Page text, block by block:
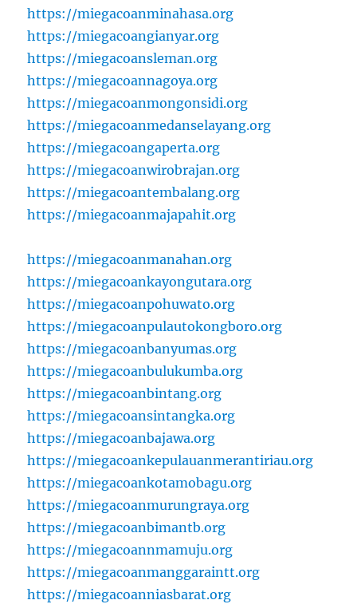
https://miegacoanminahasa.org
https://miegacoangianyar.org
https://miegacoansleman.org
https://miegacoannagoya.org
https://miegacoanmongonsidi.org
https://miegacoanmedanselayang.org
https://miegacoangaperta.org
https://miegacoanwirobrajan.org
https://miegacoantembalang.org
https://miegacoanmajapahit.org
https://miegacoanmanahan.org
https://miegacoankayongutara.org
https://miegacoanpohuwato.org
https://miegacoanpulautokongboro.org
https://miegacoanbanyumas.org
https://miegacoanbulukumba.org
https://miegacoanbintang.org
https://miegacoansintangka.org
https://miegacoanbajawa.org
https://miegacoankepulauanmerantiriau.org
https://miegacoankotamobagu.org
https://miegacoanmurungraya.org
https://miegacoanbimantb.org
https://miegacoannmamuju.org
https://miegacoanmanggaraintt.org
https://miegacoanniasbarat.org